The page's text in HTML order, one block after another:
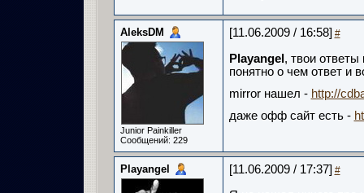
AleksDM
Junior Painkiller
Сообщений: 229
[11.06.2009 / 16:58] #
Playangel , твои ответы
понятно о чем ответ и
mirror нашел - http://
даже офф сайт есть -
Playangel [11.06.2009 / 17:37] #